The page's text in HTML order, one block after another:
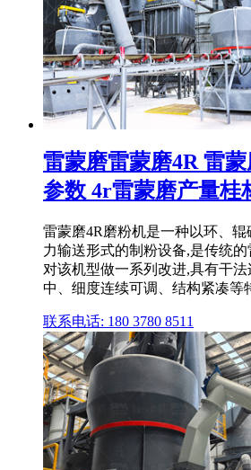
雷蒙磨雷蒙磨4R 雷
参数 4r雷蒙磨产量桂
雷蒙磨4R磨粉机是一种以环、
力输送形式的制粉设备,是传统
对该机型做一系列改进,具有干
中、细度连续可调、结构紧凑等
联系电话: 180 3780 8511